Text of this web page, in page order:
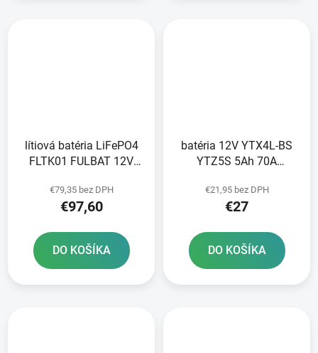
lítiová batéria LiFePO4
FLTK01 FULBAT 12V
motocykle KTM YTX5L-
BS/YTX4L-BS
€79,35 bez DPH
€97,60
DO KOŠÍKA
batéria 12V YTX4L-BS
YTZ5S 5Ah 70A
technológia 113x70x85
FULBAT aktivovaná vo
€21,95 bez DPH
€27
DO KOŠÍKA